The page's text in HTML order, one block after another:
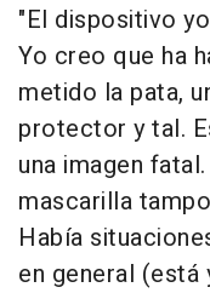
"El dispositivo
Yo creo que ha
metido la pata,
protector y tal.
una imagen
mascarilla
Había
en general (está